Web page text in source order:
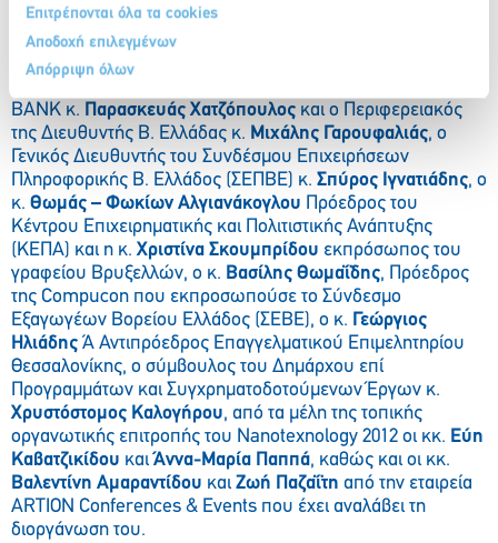
Επιτρέπονται όλα τα cookies
Αποδοχή επιλεγμένων
Απόρριψη όλων
κοσμήτωρ της Σχολής Θετικών Επιστημών ΑΠΘ καθ.
Σπύρος Παυλίδης, ο Πρόεδρος του Ελληνοβουλγαρικού
Επιμελητηρίου – Παραρτήματος Β. Ελλάδας κ.
BANK κ. Παρασκευάς Χατζόπουλος και ο Περιφερειακός
της Διευθυντής Β. Ελλάδας κ. Μιχάλης Γαρουφαλιάς, ο
Γενικός Διευθυντής του Συνδέσμου Επιχειρήσεων
Πληροφορικής Β. Ελλάδος (ΣΕΠΒΕ) κ. Σπύρος Ιγνατιάδης, o
κ. Θωμάς – Φωκίων Αλγιανάκογλου Πρόεδρος του
Κέντρου Επιχειρηματικής και Πολιτιστικής Ανάπτυξης
(ΚΕΠΑ) και η κ.Χριστίνα Σκουμπρίδου εκπρόσωπος του
γραφείου Βρυξελλών, ο κ. Βασίλης Θωμαΐδης, Πρόεδρος
της Compucon που εκπροσωπούσε το Σύνδεσμο
Εξαγωγέων Βορείου Ελλάδος (ΣΕΒΕ), ο κ. Γεώργιος
Ηλιάδης Ά Αντιπρόεδρος Επαγγελματικού Επιμελητηρίου
Θεσσαλονίκης, ο σύμβουλος του Δημάρχου επί
Προγραμμάτων και Συγχρηματοδοτούμενων Έργων κ.
Χρυστόστομος Καλογήρου, από τα μέλη της τοπικής
οργανωτικής επιτροπής του Nanotexnology 2012 οι κκ. Εύη
Καβατζικίδου καιΆννα-Μαρία Παππά, καθώς και οι κκ.
Βαλεντίνη Αμαραντίδου και Ζωή Παζαΐτη από την εταιρεία
ARTION Conferences & Events που έχει αναλάβει τη
διοργάνωση του.